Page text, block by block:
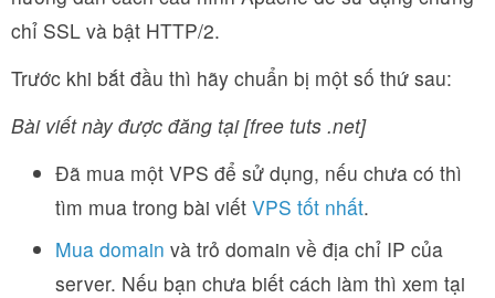
chỉ SSL và bật HTTP/2.
Trước khi bắt đầu thì hãy chuẩn bị một số thứ sau:
Bài viết này được đăng tại [free tuts .net]
Đã mua một VPS để sử dụng, nếu chưa có thì
tìm mua trong bài viết VPS tốt nhất.
Mua domain và trỏ domain về địa chỉ IP của
server. Nếu bạn chưa biết cách làm thì xem tại